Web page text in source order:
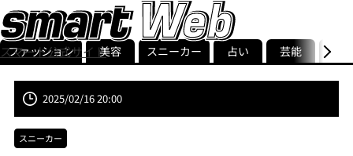
スマート公式サイト
smart最新号
記事一覧ランキング
ストリ
ファッション 美容 スニーカー 占い 芸能 グル
2025/02/16 20:00
スニーカー